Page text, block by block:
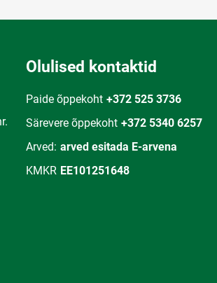
Olulised kontaktid
Paide õppekoht +372 525 3736
Särevere õppekoht +372 5340 6257
Arved: arved esitada E-arvena
KMKR EE101251648